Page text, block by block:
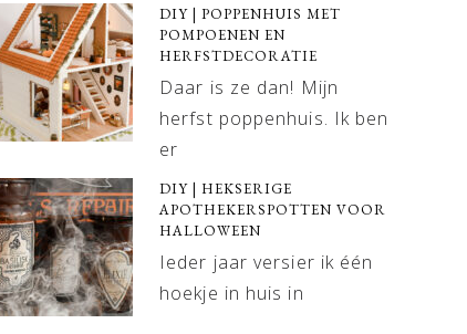
DIY | POPPENHUIS MET
POMPOENEN EN
HERFSTDECORATIE
Daar is ze dan! Mijn
herfst poppenhuis. Ik ben
er
DIY | HEKSERIGE
APOTHEKERSPOTTEN VOOR
HALLOWEEN
Ieder jaar versier ik één
hoekje in huis in